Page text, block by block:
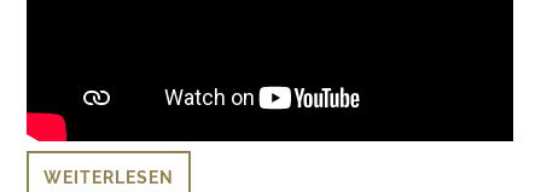
WEITERLESEN